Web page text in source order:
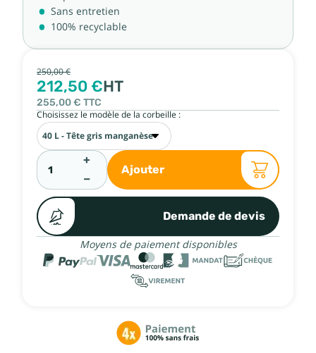
Sans entretien
100% recyclable
250,00 €
212,50 €HT
255,00 € TTC
Choisissez le modèle de la corbeille :
+
−
Ajouter
Demande de devis
Moyens de paiement disponibles